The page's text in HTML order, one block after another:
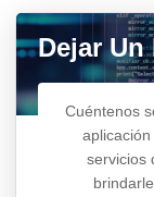
Dejar Un
Cuéntenos
servicios